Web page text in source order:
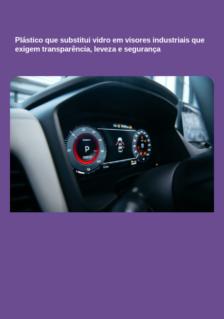
Plástico que substitui vidro em visores industriais que
exigem transparência, leveza e segurança